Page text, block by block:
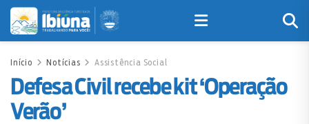
Início Notícias Assistência Social
Defesa Civil recebe kit ‘Operação
Verão’